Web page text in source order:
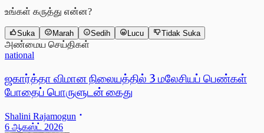
உங்கள் கருத்து என்ன?
Suka Marah Sedih Lucu Tidak Suka
அண்மைய செய்திகள்
national
ஜகார்த்தா விமான நிலையத்தில் 3 மலேசியப் பெண்கள்
போதைப் பொருளுடன் கைது
Shalini Rajamogun
6 ஆகஸ்ட் 2026